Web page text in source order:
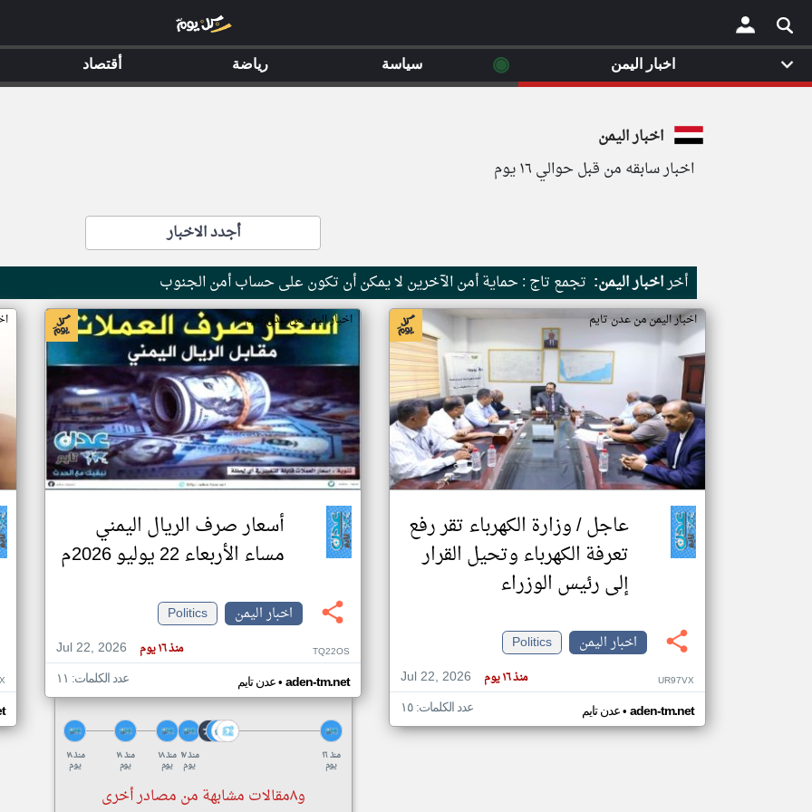
×
اخبار اليمن
اخبار سابقه من قبل حوالي ١٦ يوم
أجدد الاخبار
أخراخبار اليمن: تجمع تاج : حماية أمن الآخرين لا يمكن أن تكون على حساب أمن الجنوب
اخبار اليمن من عدن تايم
عاجل / وزارة الكهرباء تقر رفع
تعرفة الكهرباء وتحيل القرار
إلى رئيس الوزراء
اخبار اليمن
Politics
Jul 22, 2026
منذ ١٦ يوم UR97VX
عدن تايم• aden-tm.net عدد الكلمات: ١٥
اخبار اليمن من عدن تايم
أسعار صرف الريال اليمني
مساء الأربعاء 22 يوليو 2026م
اخبار اليمن
Politics
Jul 22, 2026
منذ ١٦ يوم TQ22OS
عدن تايم• aden-tm.net عدد الكلمات: ١١
منذ ١٨
يوم
منذ ١٨
يوم
منذ ١٨
يوم
منذ ١٧
يوم
منذ ١٦
يوم
و٨مقالات مشابهة من مصادر أخرى
اخبار اليمن ◉ سياسة رياضة أقتصاد